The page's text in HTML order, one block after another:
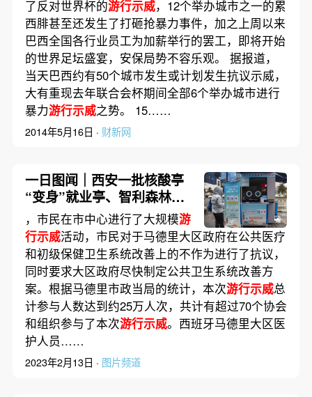
了反对世界杯的游行示威，12个举办城市之一的累
西腓甚至还发生了打砸抢暴力事件，加之上周以来
巴西全国各行业员工为加薪举行的罢工，即将开始
的世界足坛盛宴，安保局势不容乐观。 据报道，
当天巴西约有50个城市发生或计划发生抗议示威，
大有重现去年联合会杯期间全部6个举办城市进行
暴力游行示威之势。 15……
2014年5月16日 · 财新网
一日图闻｜西安一批核酸亭
“变身”就业亭、智利森林大
火受灾面积已超41万公顷
，市民在市中心进行了大规模游
行示威活动，市民对于马德里大区政府在公共医疗
和初级保健卫生系统改善上的不作为进行了抗议，
同时要求大区政府尽快制定公共卫生系统改善方
案。根据马德里市政当局的统计，本次游行示威总
计参与人数达到约25万人次，共计有超过70个协会
和组织参与了本次游行示威。西班牙马德里大区医
护人员……
2023年2月13日 · 图片频道